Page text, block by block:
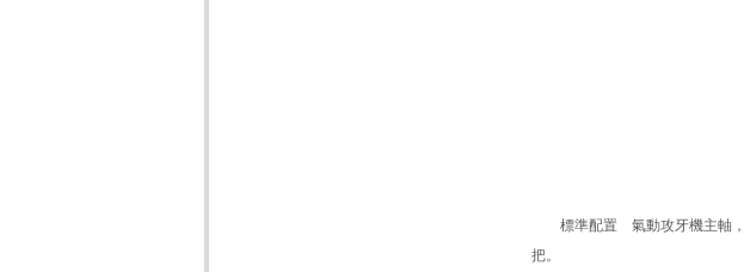
標準配置 氣動攻牙機主軸，
把。